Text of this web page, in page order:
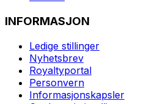
INFORMASJON
Ledige stillinger
Nyhetsbrev
Royaltyportal
Personvern
Informasjonskapsler